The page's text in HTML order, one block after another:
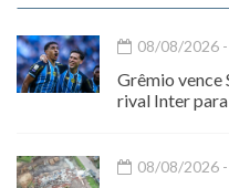
08/08/2026
Grêmio vence
rival Inter
08/08/2026